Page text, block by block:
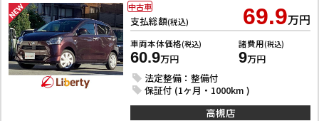
支払総額(税込) 69.9万円
車両本体価格(税込)
60.9万円
諸費用(税込)
9万円
法定整備：整備付
保証付 (1ヶ月・1000km )
中古車
高槻店